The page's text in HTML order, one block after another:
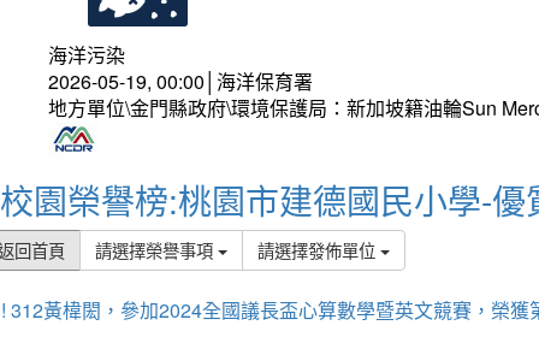
海洋污染
2026-05-19, 00:00│海洋保育署
地方單位\金門縣政府\環境保護局：新加坡籍油輪Sun
校園榮譽榜:桃園市建德國民小學-優
回首頁 請選擇榮譽事項 請選擇發佈單位
312黃椲閎，參加2024全國議長盃心算數學暨英文競賽，榮獲